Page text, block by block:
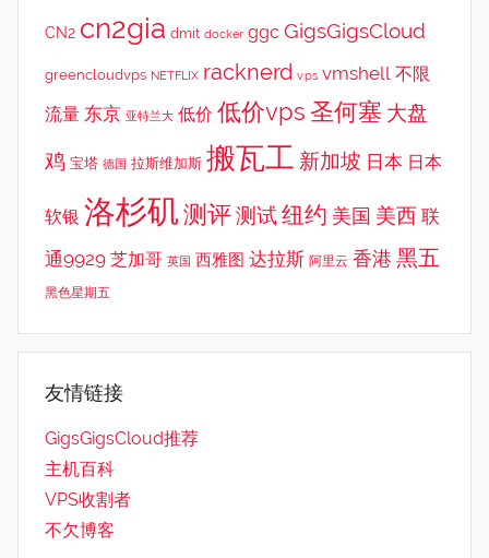
CN2 cn2gia dmit docker ggc GigsGigsCloud
greencloudvps NETFLIX racknerd v.ps vmshell 不限
流量 东京 亚特兰大 低价 低价vps 圣何塞 大盘
鸡 宝塔 德国 拉斯维加斯 搬瓦工 新加坡 日本 日本
软银 洛杉矶 测评测试纽约 美国 美西 联
通9929 芝加哥 英国 西雅图 达拉斯 阿里云 香港 黑五
黑色星期五
友情链接
GigsGigsCloud推荐
主机百科
VPS收割者
不欠博客